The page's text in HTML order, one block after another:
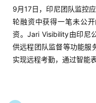
9月17日，印尼团队监控
轮融资中获得一笔未公
资。Jari Visibility由印尼
供远程团队监督等功能服
实现远程考勤，通过智能